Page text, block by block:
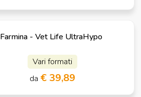
Farmina - Vet Life UltraHypo
Vari formati
da € 39,89